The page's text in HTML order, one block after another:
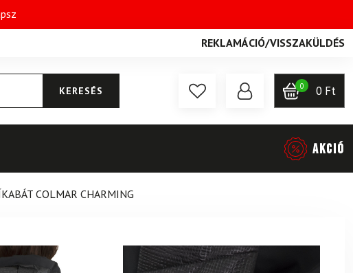
REKLAMÁCIÓ/VISSZAKÜLDÉS
KERESÉS 0 0 Ft
AKCIÓ
COLMAR CHARMING